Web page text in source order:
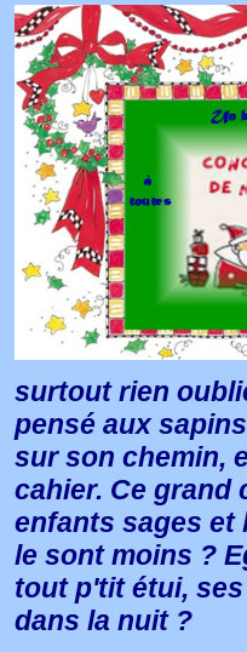
surtout rien
pensé aux
sur son chemin,
cahier. Ce grand
enfants sages et
le sont moins ?
tout p'tit étui,
dans la nuit ?